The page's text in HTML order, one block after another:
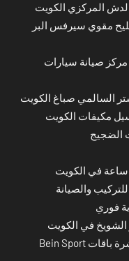
المركزي الكويت
مقوي سيرفس البر
مركز صيانة سيارات
السالمي صباغ الكويت
مكيفات الكويت
الضجيج
والصيانة
فوري
في الكويت
اشتراك بي ان سبورت المنطقة العاشرة باقات Bein Sport